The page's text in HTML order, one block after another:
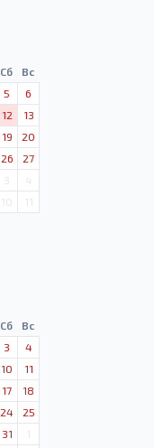
Сб
Вс
5
6
12
13
19
20
26
27
3
4
10 11
Сб
Вс
3
4
10
11
17
18
24
25
31
1